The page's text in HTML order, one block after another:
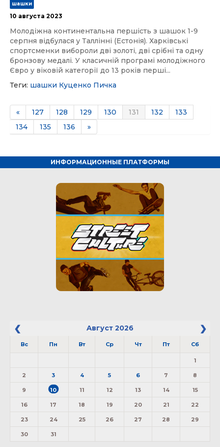
шашки
10 августа 2023
Молодіжна континентальна першість з шашок 1-9
серпня відбулася у Таллінні (Естонія). Харківські
спортсменки вибороли дві золоті, дві срібні та одну
бронзову медалі. У класичній програмі молодіжного
Євро у віковій категорії до 13 років перші...
Теги: шашки Куценко Пичка
« 127 128 129 130 131 132
133
134
135 136 »
ИНФОРМАЦИОННЫЕ ПЛАТФОРМЫ
Август 2026
Вс Пн Вт Ср Чт Пт Сб
1
2 3 4 5 6 7 8
9 10 11 12 13 14 15
16 17 18 19 20 21 22
23 24 25 26 27 28 29
30 31